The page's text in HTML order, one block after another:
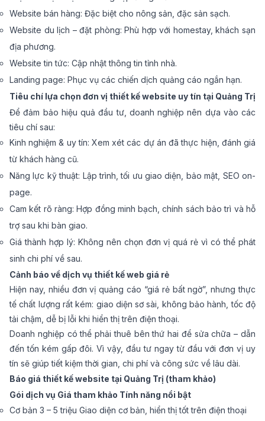
Website bán hàng: Đặc biệt cho nông sản, đặc sản sạch.
Website du lịch – đặt phòng: Phù hợp với homestay, khách sạn
địa phương.
Website tin tức: Cập nhật thông tin tỉnh nhà.
Landing page: Phục vụ các chiến dịch quảng cáo ngắn hạn.
Tiêu chí lựa chọn đơn vị thiết kế website uy tín tại Quảng Trị
Để đảm bảo hiệu quả đầu tư, doanh nghiệp nên dựa vào các
tiêu chí sau:
Kinh nghiệm & uy tín: Xem xét các dự án đã thực hiện, đánh giá
từ khách hàng cũ.
Năng lực kỹ thuật: Lập trình, tối ưu giao diện, bảo mật, SEO on-
page.
Cam kết rõ ràng: Hợp đồng minh bạch, chính sách bảo trì và hỗ
trợ sau khi bàn giao.
Giá thành hợp lý: Không nên chọn đơn vị quá rẻ vì có thể phát
sinh chi phí về sau.
Cảnh báo về dịch vụ thiết kế web giá rẻ
Hiện nay, nhiều đơn vị quảng cáo “giá rẻ bất ngờ”, nhưng thực
tế chất lượng rất kém: giao diện sơ sài, không bảo hành, tốc độ
tải chậm, dễ bị lỗi khi hiển thị trên điện thoại.
Doanh nghiệp có thể phải thuê bên thứ hai để sửa chữa – dẫn
đến tốn kém gấp đôi. Vì vậy, đầu tư ngay từ đầu với đơn vị uy
tín sẽ giúp tiết kiệm thời gian, chi phí và công sức về lâu dài.
Báo giá thiết kế website tại Quảng Trị (tham khảo)
Gói dịch vụ Giá tham khảo Tính năng nổi bật
Cơ bản 3 – 5 triệu Giao diện cơ bản, hiển thị tốt trên điện thoại